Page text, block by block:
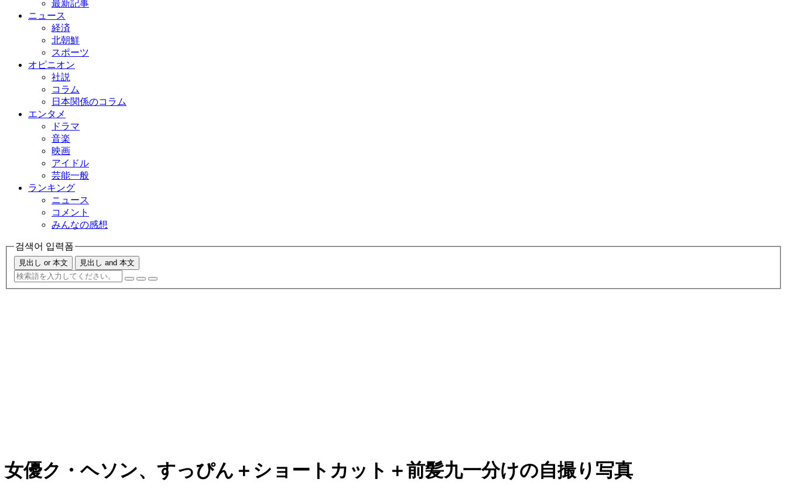
最新記事
ニュース
経済
北朝鮮
スポーツ
オピニオン
社説
コラム
日本関係のコラム
エンタメ
ドラマ
音楽
映画
アイドル
芸能一般
ランキング
ニュース
コメント
みんなの感想
검색어 입력폼
見出し or 本文 見出し and 本文
女優ク・ヘソン、すっぴん＋ショートカット＋前髪九一分けの自撮り写真